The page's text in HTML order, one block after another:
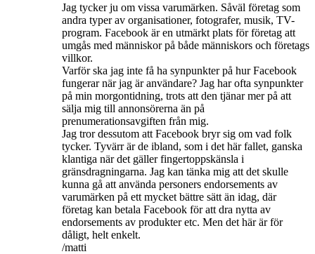
Jag tycker ju om vissa varumärken. Såväl företag som
andra typer av organisationer, fotografer, musik, TV-
program. Facebook är en utmärkt plats för företag att
umgås med människor på både människors och företags
villkor.
Varför ska jag inte få ha synpunkter på hur Facebook
fungerar när jag är användare? Jag har ofta synpunkter
på min morgontidning, trots att den tjänar mer på att
sälja mig till annonsörerna än på
prenumerationsavgiften från mig.
Jag tror dessutom att Facebook bryr sig om vad folk
tycker. Tyvärr är de ibland, som i det här fallet, ganska
klantiga när det gäller fingertoppskänsla i
gränsdragningarna. Jag kan tänka mig att det skulle
kunna gå att använda personers endorsements av
varumärken på ett mycket bättre sätt än idag, där
företag kan betala Facebook för att dra nytta av
endorsements av produkter etc. Men det här är för
dåligt, helt enkelt.
/matti